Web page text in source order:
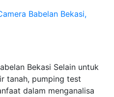
Babelan Bekasi,
Bekasi Selain untuk
tanah, pumping test
dalam menganalisa